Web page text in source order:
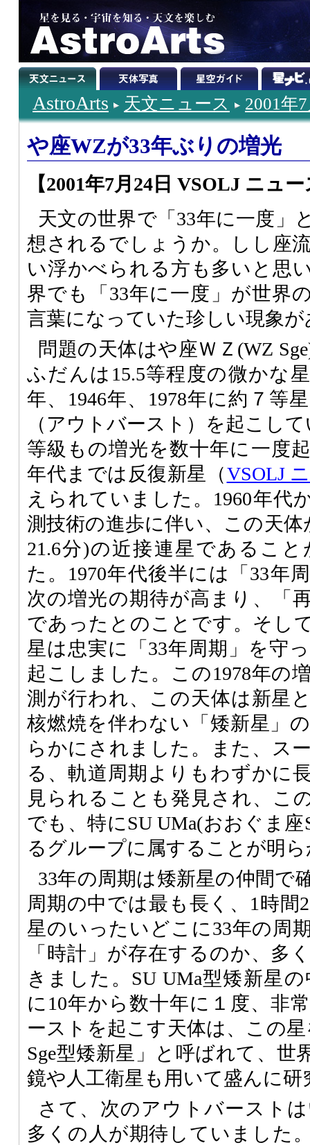
AstroArts 天文ニュース 2001年
や座WZが33年ぶりの増光
【2001年7月24日 VSOLJ ニュ
天文の世界で「33年に一度」
想されるでしょうか。しし座
い浮かべられる方も多いと思
界でも「33年に一度」が世界
言葉になっていた珍しい現象
問題の天体はや座ＷＺ(WZ
ふだんは15.5等程度の微かな
年、1946年、1978年に約７等
（アウトバースト）を起こし
等級もの増光を数十年に一度
年代までは反復新星（VSOLJ
えられていました。1960年代
測技術の進歩に伴い、この天体
21.6分)の近接連星であるこ
た。1970年代後半には「33年
次の増光の期待が高まり、「
であったとのことです。そし
星は忠実に「33年周期」を守
起こしました。この1978年の
測が行われ、この天体は新星
核燃焼を伴わない「矮新星」
らかにされました。また、ス
る、軌道周期よりもわずかに
見られることも発見され、こ
でも、特にSU UMa(おおぐま
るグループに属することが明
33年の周期は矮新星の仲間で
周期の中では最も長く、1時間
星のいったいどこに33年の周
「時計」が存在するのか、多
きました。SU UMa型矮新星
に10年から数十年に１度、非
ーストを起こす天体は、この
Sge型矮新星」と呼ばれて、世
鏡や人工衛星も用いて盛んに
さて、次のアウトバースト
多くの人が期待していました